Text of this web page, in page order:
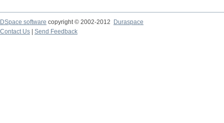
DSpace software copyright © 2002-2012
Duraspace
Contact Us
Send Feedback